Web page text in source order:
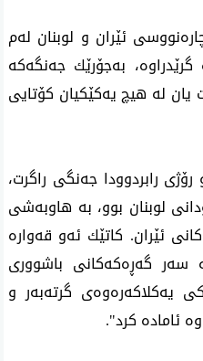
ئێران و لوبنان له‌م
به‌جۆرێك جه‌نگه‌كه‌
له‌ هیچ یه‌كێكیان كۆتایی
رابردوودا جه‌نگی‌ راگرت،
لوبنان بوو، به‌ هاوبه‌شی
ئێران. كاتێك ئه‌و قه‌واره‌
سه‌ر گه‌ڕه‌كه‌كانی باشووری
یه‌كلاكه‌ره‌وه‌ی گرته‌به‌ر و
ئاماده‌ كرد".